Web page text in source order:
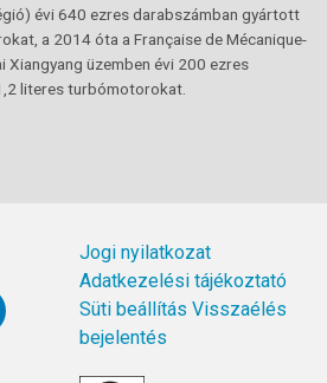
évi 640 ezres darabszámban gyártott
a 2014 óta a Française de Mécanique-
Xiangyang üzemben évi 200 ezres
literes turbómotorokat.
Jogi nyilatkozat
Adatkezelési tájékoztató
Süti beállítás Visszaélés
bejelentés